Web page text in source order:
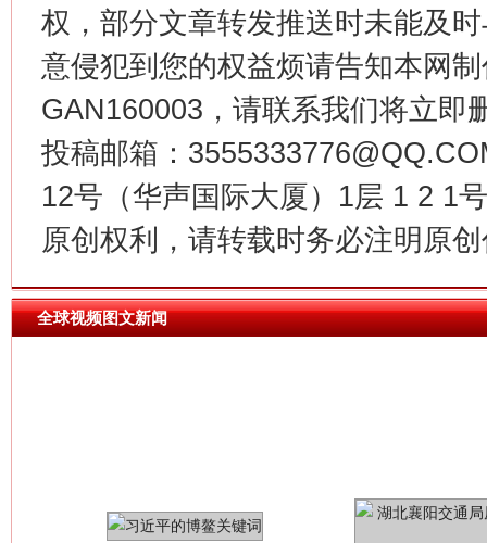
权，部分文章转发推送时未能及
意侵犯到您的权益烦请告知本网
GAN160003，请联系我们将立即
投稿邮箱：
12号（华声国际大厦）1层 1 2 1
原创权利，请转载时务必注明原
全球视频图文新闻
在谋一域中谋全局
今